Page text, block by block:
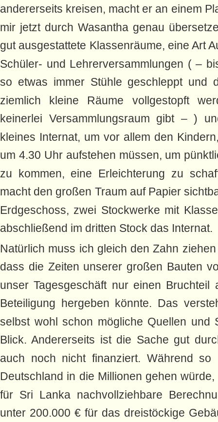
andererseits kreisen, macht er an einem
mir jetzt durch Wasantha genau
gut ausgestattete Klassenräume, eine Art
Schüler- und Lehrerversammlungen ( –
so etwas immer Stühle geschleppt und
ziemlich kleine Räume vollgestopft
keinerlei Versammlungsraum gibt – )
kleines Internat, um vor allem den
um 4.30 Uhr aufstehen müssen, um
zu kommen, eine Erleichterung zu
macht den großen Traum auf Papier
Erdgeschoss, zwei Stockwerke mit
abschließend im dritten Stock das Internat.
Natürlich muss ich gleich den Zahn
dass die Zeiten unserer großen Bauten
unser Tagesgeschäft nur einen Bruchteil
Beteiligung hergeben könnte. Das
selbst wohl schon mögliche Quellen und
Blick. Andererseits ist die Sache gut
auch noch nicht finanziert. Während so
Deutschland in die Millionen gehen
für Sri Lanka nachvollziehbare
unter 200.000 € für das dreistöckige